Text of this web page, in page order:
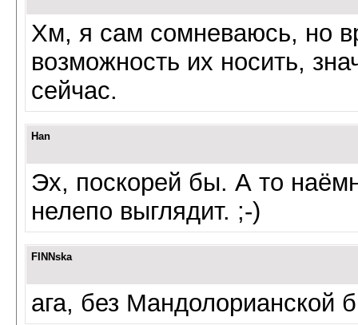
Хм, я сам сомневаюсь, но
возможность их носить,
сейчас.
Han
Эх, поскорей бы. А то
нелепо выглядит. ;-)
FINNska
ага, без Мандолорианской